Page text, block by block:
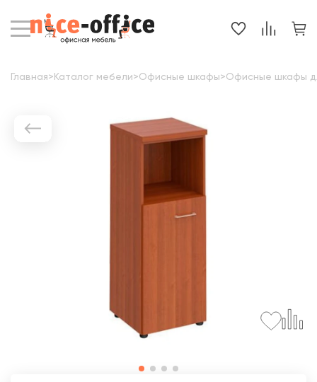
Главная> Каталог мебели>Офисные шкафы>Офисные шкафы